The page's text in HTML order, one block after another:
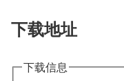
下载地址
下载信息